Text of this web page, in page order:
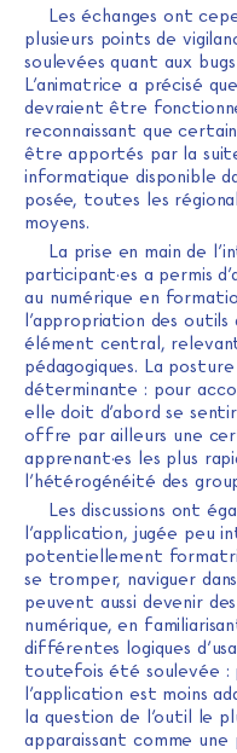
Les échanges ont
plusieurs points de
soulevées quant aux
L’animatrice a précisé
devraient être
reconnaissant que
être apportés par la
informatique disponible
posée, toutes les
moyens.
La prise en main de
participant·es a permis
au numérique en
l’appropriation des
élément central,
pédagogiques. La
déterminante : pour
elle doit d’abord se
offre par ailleurs une
apprenant·es les plus
l’hétérogénéité des
Les discussions ont
l’application, jugée peu
potentiellement
se tromper, naviguer
peuvent aussi devenir
numérique, en
différentes logiques
toutefois été soulevée :
l’application est moins
la question de l’outil le
apparaissant comme